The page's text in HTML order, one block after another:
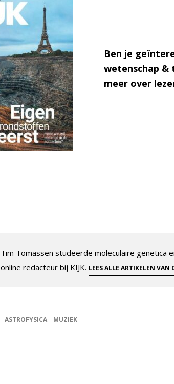
Ben je
wetenschap &
meer over
Tim Tomassen studeerde moleculaire genetica
online redacteur bij KIJK. LEES ALLE ARTIKELEN VAN
ASTROFYSICA MUZIEK